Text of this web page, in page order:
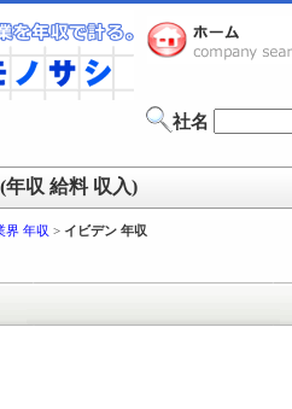
社名
収 給料 収入)
界 年収 > イビデン 年収